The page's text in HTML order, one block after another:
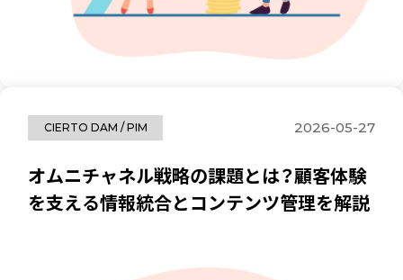
CIERTO DAM / PIM 2026-05-27
オムニチャネル戦略の課題とは？顧客体験
を支える情報統合とコンテンツ管理を解説